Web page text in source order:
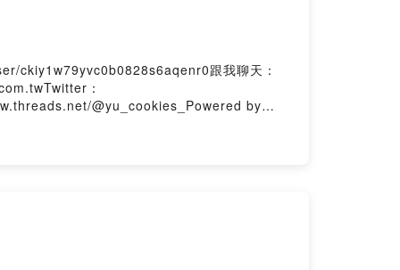
ckiy1w79yvc0b0828s6aqenr0跟我聊天：
：
@yu_cookies_Powered by